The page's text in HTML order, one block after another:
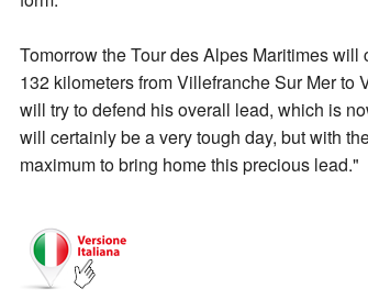
Tomorrow the Tour des Alpes Maritimes
132 kilometers from Villefranche Sur Mer to
will try to defend his overall lead, which is
will certainly be a very tough day, but with
maximum to bring home this precious lead."